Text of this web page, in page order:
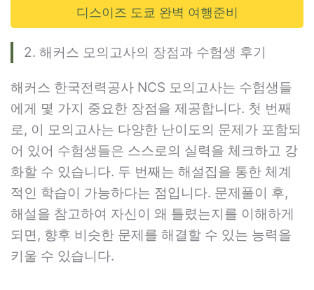
디스이즈 도쿄 완벽 여행준비
2. 해커스 모의고사의 장점과 수험생 후기
해커스 한국전력공사 NCS 모의고사는 수험생들
에게 몇 가지 중요한 장점을 제공합니다. 첫 번째
로, 이 모의고사는 다양한 난이도의 문제가 포함되
어 있어 수험생들은 스스로의 실력을 체크하고 강
화할 수 있습니다. 두 번째는 해설집을 통한 체계
적인 학습이 가능하다는 점입니다. 문제풀이 후,
해설을 참고하여 자신이 왜 틀렸는지를 이해하게
되면, 향후 비슷한 문제를 해결할 수 있는 능력을
키울 수 있습니다.